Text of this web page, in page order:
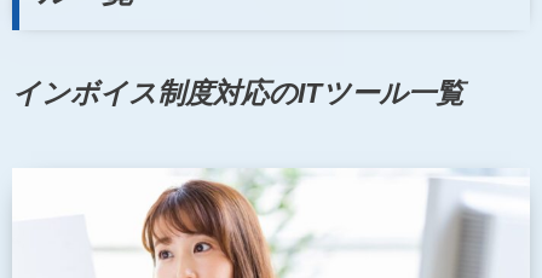
インボイス制度対応のITツール一覧